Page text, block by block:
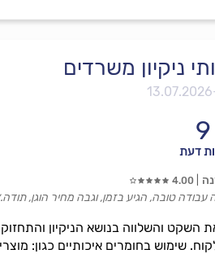
ניקיון משרדים
13.07.2026
9
דעת
השקט והשלווה בנושא הניקיון
שימוש בחומרים איכותיים כגון: מוצרי
4.00
טובה, הגיע בזמן, וגבה מחיר הוגן,